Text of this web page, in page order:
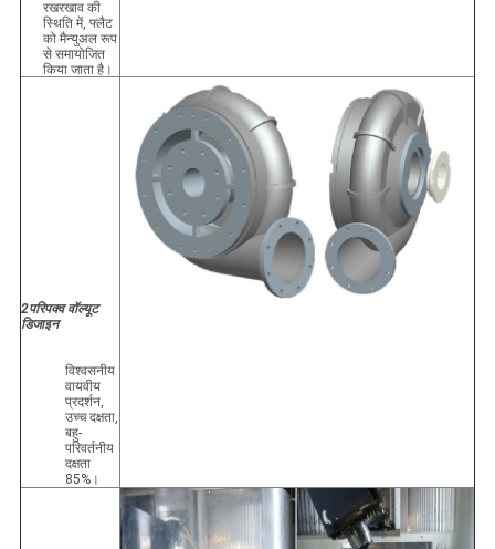
रखरखाव की
स्थिति में, फ्लैट
को मैन्युअल रूप
से समायोजित
किया जाता है।
2परिपक्व वॉल्यूट
डिजाइन
विश्वसनीय
वायवीय
प्रदर्शन,
उच्च दक्षता,
बहु-
परिवर्तनीय
दक्षता
85%।